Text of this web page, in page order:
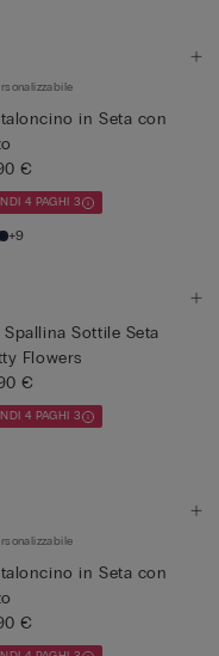
in Seta con
€
4 PAGHI 3
+9
Spallina Sottile Seta
Flowers
€
4 PAGHI 3
in Seta con
€